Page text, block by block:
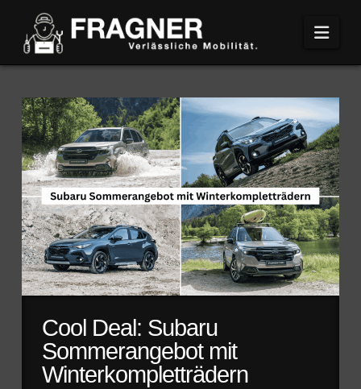
Cool Deal: Subaru
Sommerangebot mit
Winterkompletträdern